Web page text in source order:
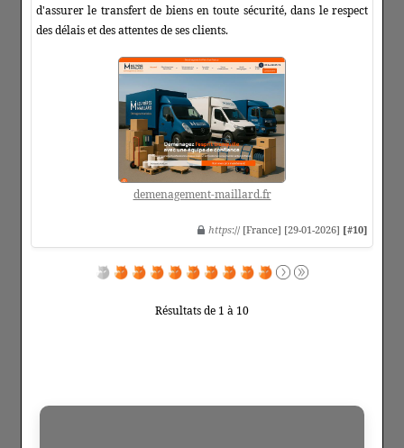
d'assurer le transfert de biens en toute sécurité, dans le respect
des délais et des attentes de ses clients.
demenagement-maillard.fr
https:// [France] [29-01-2026] [#10]
Résultats de 1 à 10